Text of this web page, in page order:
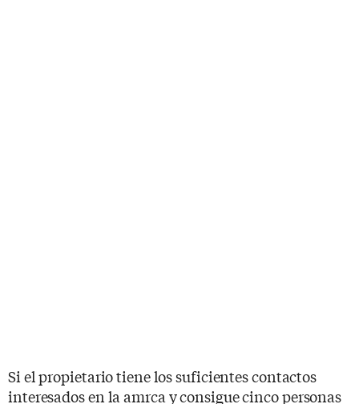
Si el propietario tiene los suficientes contactos
interesados en la amrca y consigue cinco personas